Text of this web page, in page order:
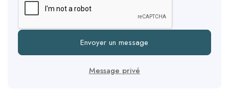
Envoyer un message
Message privé